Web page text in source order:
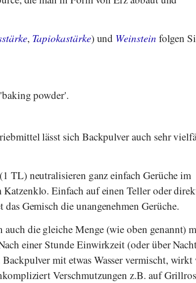
, Tapiokastärke) und Weinstein folgen
powder'.
lässt sich Backpulver auch sehr
TL) neutralisieren ganz einfach Gerüche im
Einfach auf einen Teller oder
Gemisch die unangenehmen Gerüche.
die gleiche Menge (wie oben genannt)
einer Stunde Einwirkzeit (oder über
mit etwas Wasser vermischt, wirkt
Verschmutzungen z.B. auf